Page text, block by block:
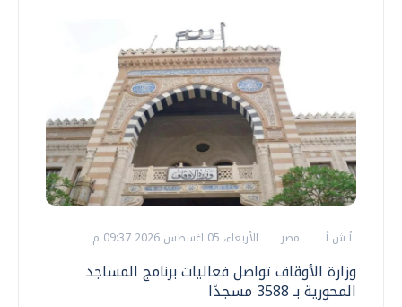
أ ش أ مصر الأربعاء، 05 اغسطس 2026 09:37 م
وزارة الأوقاف تواصل فعاليات برنامج المساجد
المحورية بـ 3588 مسجدًا